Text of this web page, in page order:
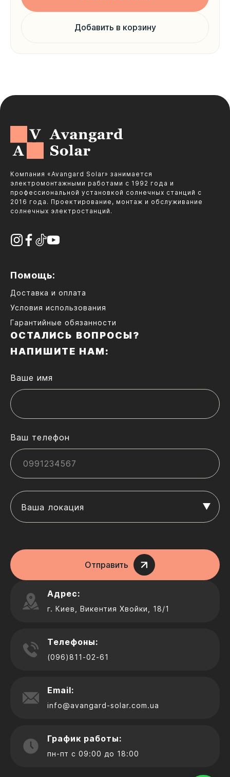
Добавить в корзину
Компания «Avangard Solar» занимается
электромонтажными работами с 1992 года и
профессиональной установкой солнечных станций с
2016 года. Проектирование, монтаж и обслуживание
солнечных электростанций.
Помощь:
Доставка и оплата
Условия использования
Гарантийные обязанности
ОСТАЛИСЬ ВОПРОСЫ?
НАПИШИТЕ НАМ:
Ваше имя
Ваш телефон
Ваша локация
Отправить
Адрес:
г. Киев, Викентия Хвойки, 18/1
Телефоны:
(096)811-02-61
Email:
info@avangard-solar.com.ua
График работы:
пн-пт с 09:00 до 18:00